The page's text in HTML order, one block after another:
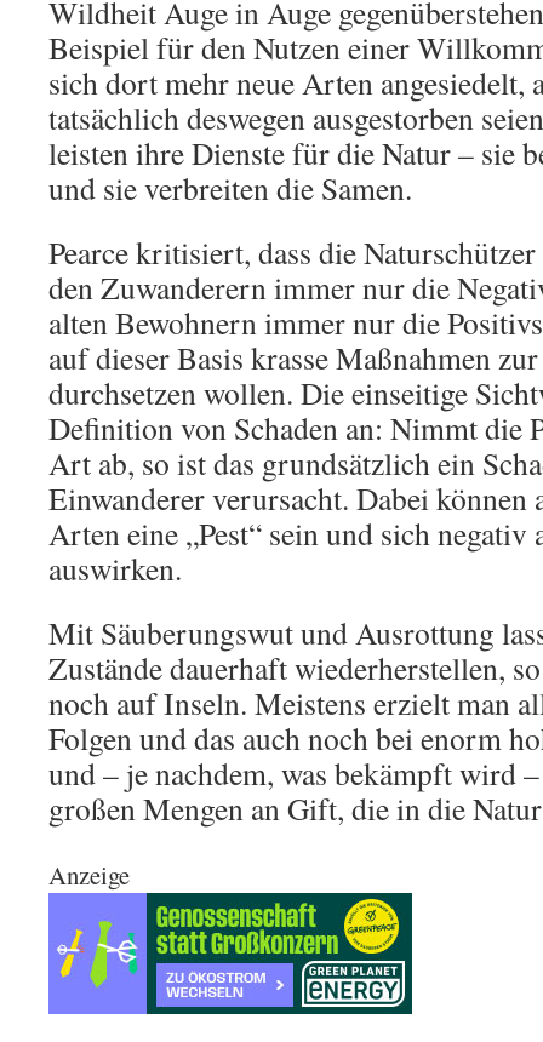
Wildheit Auge in Auge
Beispiel für den Nutzen einer
sich dort mehr neue Arten angesiedelt,
tatsächlich deswegen ausgestorben
leisten ihre Dienste für die Natur – sie
und sie verbreiten die Samen.
Pearce kritisiert, dass die
den Zuwanderern immer nur die
alten Bewohnern immer nur die
auf dieser Basis krasse Maßnahmen
durchsetzen wollen. Die einseitige
Definition von Schaden an: Nimmt die
Art ab, so ist das grundsätzlich ein
Einwanderer verursacht. Dabei können
Arten eine „Pest“ sein und sich
auswirken.
Mit Säuberungswut und Ausrottung
Zustände dauerhaft wiederherstellen,
noch auf Inseln. Meistens erzielt man
Folgen und das auch noch bei enorm
und – je nachdem, was bekämpft wird
großen Mengen an Gift, die in die
Anzeige